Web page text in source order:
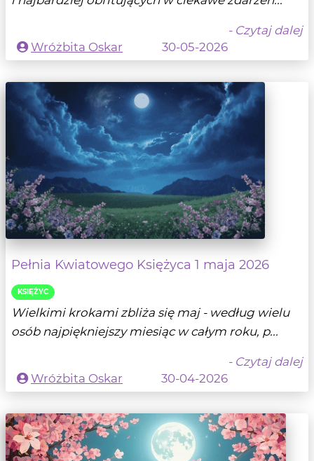
- Czytaj dalej
Wróżbita Oskar
30-05-2026
Pełnia Kwiatowego Księżyca 1 maja 2026
KSIĘŻYC
Wielkimi krokami zbliża się maj - według wielu
osób najpiękniejszy miesiąc w całym roku, p...
- Czytaj dalej
Wróżbita Oskar
30-04-2026